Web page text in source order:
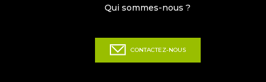
Qui sommes-nous ?
CONTACTEZ-NOUS